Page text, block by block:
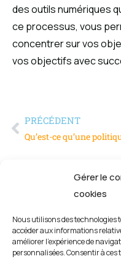
Gérer le
cookies
Nous utilisons des technologies
accéder aux informations
améliorer l’expérience de
personnalisées. Consentir à
des outils numériques
ce processus, vous
concentrer sur vos
vos objectifs avec
PRÉCÉDENT